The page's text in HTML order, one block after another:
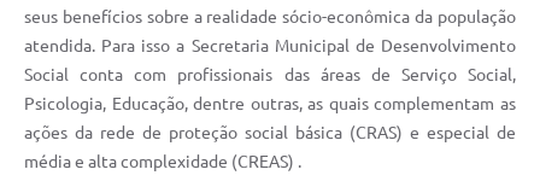
Secretarias
Projetos
seus benefícios sobre a realidade sócio-econômica da população
atendida. Para isso a Secretaria Municipal de Desenvolvimento
Social conta com profissionais das áreas de Serviço Social,
Psicologia, Educação, dentre outras, as quais complementam as
ações da rede de proteção social básica (CRAS) e especial de
média e alta complexidade (CREAS) .